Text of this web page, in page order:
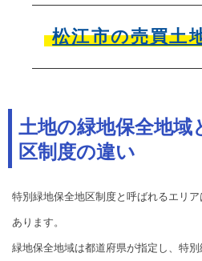
松江市の売買土
土地の緑地保全地域
区制度の違い
特別緑地保全地区制度と呼ばれるエリ
あります。
緑地保全地域は都道府県が指定し、特